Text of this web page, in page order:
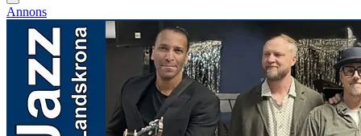
Annons